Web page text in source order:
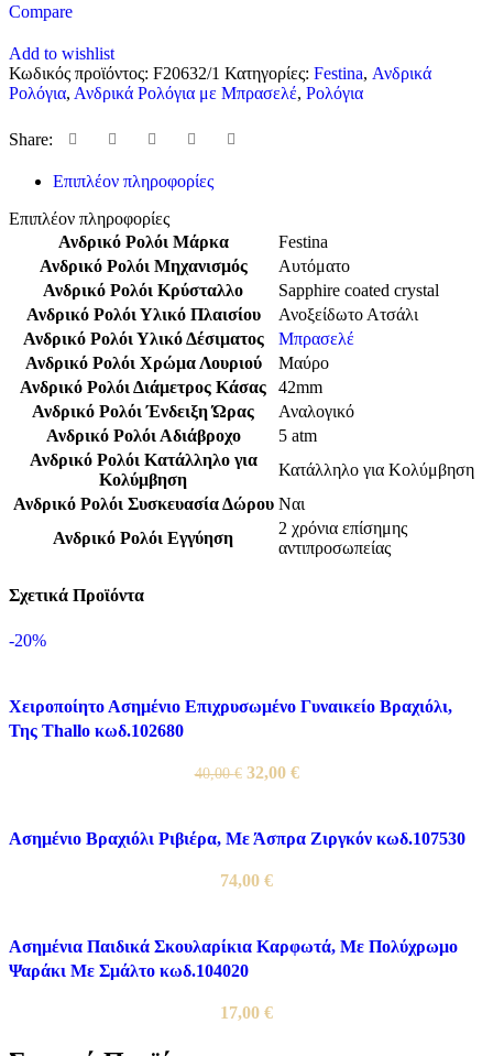
Compare
Add to wishlist
Κωδικός προϊόντος: F20632/1 Κατηγορίες: Festina, Ανδρικά
Ρολόγια, Ανδρικά Ρολόγια με Μπρασελέ, Ρολόγια
Share:
Επιπλέον πληροφορίες
Επιπλέον πληροφορίες
Ανδρικό Ρολόι Μάρκα
Festina
Ανδρικό Ρολόι Μηχανισμός
Αυτόματο
Ανδρικό Ρολόι Κρύσταλλο
Sapphire coated crystal
Ανδρικό Ρολόι Υλικό Πλαισίου
Ανοξείδωτο Ατσάλι
Ανδρικό Ρολόι Υλικό Δέσιματος
Μπρασελέ
Ανδρικό Ρολόι Χρώμα Λουριού
Μαύρο
Ανδρικό Ρολόι Διάμετρος Κάσας
42mm
Ανδρικό Ρολόι Ένδειξη Ώρας
Αναλογικό
Ανδρικό Ρολόι Αδιάβροχο
5 atm
Ανδρικό Ρολόι Κατάλληλο για
Κολύμβηση
Κατάλληλο για Κολύμβηση
Ανδρικό Ρολόι Συσκευασία Δώρου Ναι
Ανδρικό Ρολόι Εγγύηση
2 χρόνια επίσημης
αντιπροσωπείας
Σχετικά Προϊόντα
-20%
Χειροποίητο Ασημένιο Επιχρυσωμένο Γυναικείο Βραχιόλι,
Της Thallo κωδ.102680
40,00€ Original
40,00 €.
32,00 €Η
είναι:
Ασημένιο Βραχιόλι Ριβιέρα, Με Άσπρα Ζιργκόν κωδ.107530
74,00 €
Ασημένια Παιδικά Σκουλαρίκια Καρφωτά, Με Πολύχρωμο
Ψαράκι Με Σμάλτο κωδ.104020
17,00 €